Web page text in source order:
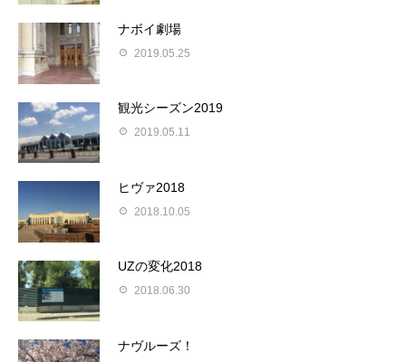
ナボイ劇場
2019.05.25
観光シーズン2019
2019.05.11
ヒヴァ2018
2018.10.05
UZの変化2018
2018.06.30
ナヴルーズ！